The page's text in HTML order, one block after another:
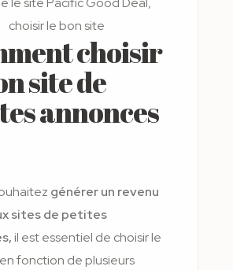
choisir
site de
annonces
générer un revenu
sites de petites
il est essentiel de choisir le
fonction de plusieurs